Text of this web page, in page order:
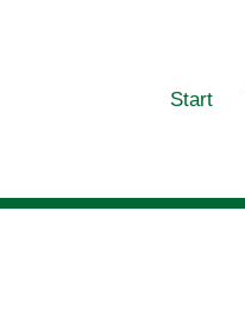
Start